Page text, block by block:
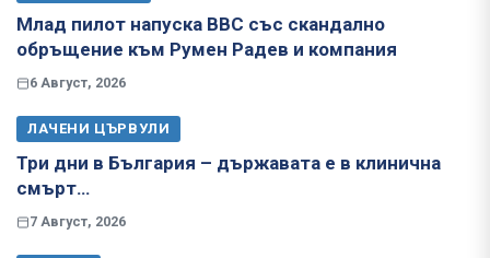
Млад пилот напуска ВВС със скандално
обръщение към Румен Радев и компания
6 Август, 2026
ЛАЧЕНИ ЦЪРВУЛИ
Три дни в България – държавата е в клинична
смърт…
7 Август, 2026